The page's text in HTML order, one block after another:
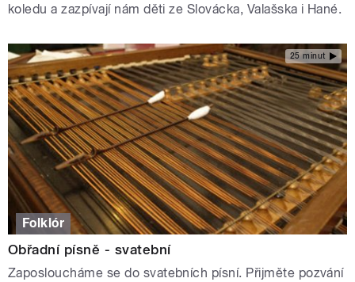
koledu a zazpívají nám děti ze Slovácka, Valašska i Hané.
25 minut
Folklór
Obřadní písně - svatební
Zaposloucháme se do svatebních písní. Přijměte pozvání